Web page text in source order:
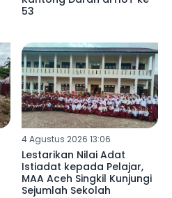
53
4 Agustus 2026 13:06
Lestarikan Nilai Adat
Istiadat kepada Pelajar,
MAA Aceh Singkil Kunjungi
Sejumlah Sekolah